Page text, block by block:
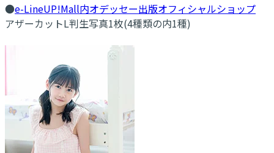
●e-LineUP!Mall内オデッセー出版オフィシャルショップ
アザーカットL判生写真1枚(4種類の内1種)